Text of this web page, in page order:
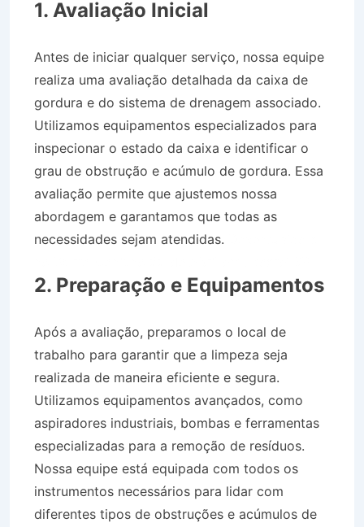
1. Avaliação Inicial
Antes de iniciar qualquer serviço, nossa equipe
realiza uma avaliação detalhada da caixa de
gordura e do sistema de drenagem associado.
Utilizamos equipamentos especializados para
inspecionar o estado da caixa e identificar o
grau de obstrução e acúmulo de gordura. Essa
avaliação permite que ajustemos nossa
abordagem e garantamos que todas as
necessidades sejam atendidas.
2. Preparação e Equipamentos
Após a avaliação, preparamos o local de
trabalho para garantir que a limpeza seja
realizada de maneira eficiente e segura.
Utilizamos equipamentos avançados, como
aspiradores industriais, bombas e ferramentas
especializadas para a remoção de resíduos.
Nossa equipe está equipada com todos os
instrumentos necessários para lidar com
diferentes tipos de obstruções e acúmulos de